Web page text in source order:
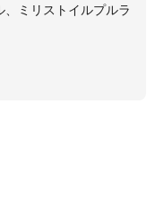
ミリストイルプルラ